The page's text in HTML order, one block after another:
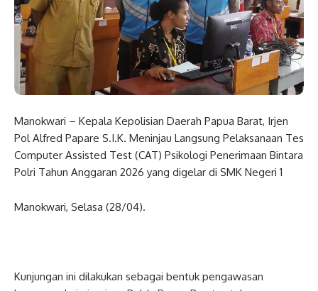
Manokwari – Kepala Kepolisian Daerah Papua Barat, Irjen
Pol Alfred Papare S.I.K. Meninjau Langsung Pelaksanaan Tes
Computer Assisted Test (CAT) Psikologi Penerimaan Bintara
Polri Tahun Anggaran 2026 yang digelar di SMK Negeri 1
Manokwari, Selasa (28/04).
Kunjungan ini dilakukan sebagai bentuk pengawasan